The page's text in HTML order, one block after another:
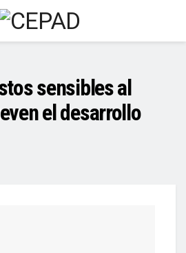
sensibles al
el desarrollo